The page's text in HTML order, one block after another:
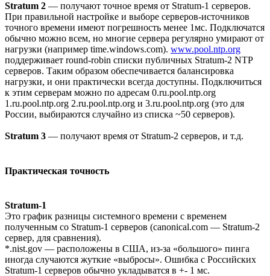
Stratum 2 — получают точное время от Stratum-1 серверов.
При правильной настройке и выборе серверов-источников
точного времени имеют погрешность менее 1мс. Подключатся
обычно можно всем, но многие сервера регулярно умирают от
нагрузки (например time.windows.com). www.pool.ntp.org
поддерживает round-robin списки публичных Stratum-2 NTP
серверов. Таким образом обеспечивается балансировка
нагрузки, и они практически всегда доступны. Подключиться
к этим серверам можно по адресам 0.ru.pool.ntp.org
1.ru.pool.ntp.org 2.ru.pool.ntp.org и 3.ru.pool.ntp.org (это для
России, выбираются случайно из списка ~50 серверов).
Stratum 3 — получают время от Stratum-2 серверов, и т.д.
Практическая точность
Stratum-1
Это график разницы системного времени с временем
полученным со Stratum-1 серверов (canonical.com — Stratum-2
сервер, для сравнения).
*.nist.gov — расположены в США, из-за «большого» пинга
иногда случаются жуткие «выбросы». Ошибка с Российских
Stratum-1 серверов обычно укладыватся в +- 1 мс.